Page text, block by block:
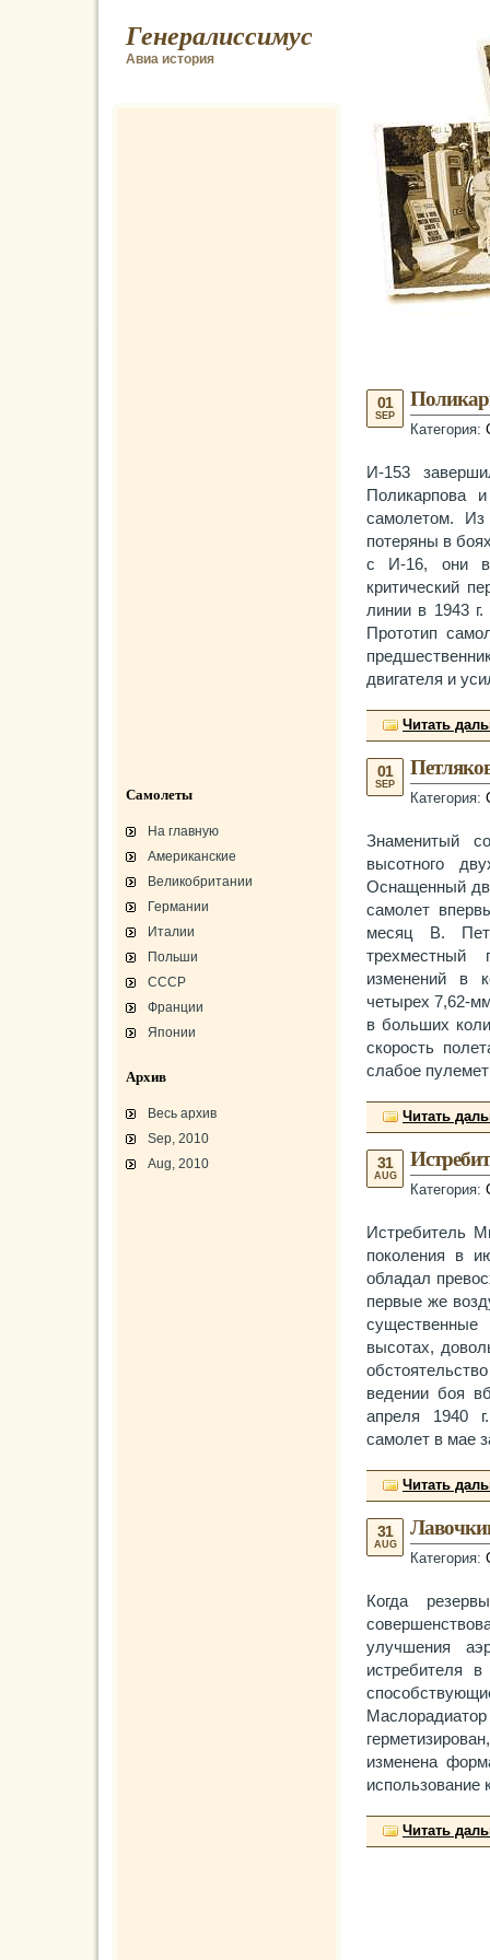
Генералиссимус
Авиа история
Категория:
01
SEP
И-153
Поликарпова
самолетом.
потеряны в
с И-16, они
критический
линии в 1943
Прототип
двигателя и
Читать
Категория:
01
SEP
Знаменитый
высотного
Оснащенный
самолет
месяц В.
трехместный
изменений в
четырех 7,62-
в больших
скорость
слабое
Читать
Категория:
31
AUG
Истребитель
поколения в
обладал
первые же
существенные
высотах,
ведении боя
апреля 1940
самолет в мае
Читать
Категория:
31
AUG
Когда
улучшения
истребителя
изменена
использование
Читать
Самолеты
На главную
Американские
Великобритании
Германии
Италии
Польши
СССР
Франции
Японии
Архив
Весь архив
Sep, 2010
Aug, 2010